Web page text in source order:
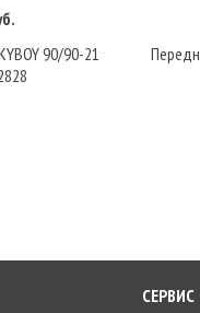
90/90-21
СЕРВИС